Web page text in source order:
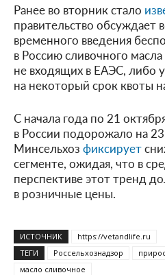
Ранее во вторник стало
правительство обсуждает
временного введения
в Россию сливочного масла
не входящих в ЕАЭС, либо
на некоторый срок квоты
С начала года по 21
в России подорожало на
Минсельхоз фиксирует
сегменте, ожидая, что в
перспективе этот тренд
в розничные цены.
ИСТОЧНИК
https://vetandlife.ru
ТЕГИ
Россельхознадзор
масло сливочное